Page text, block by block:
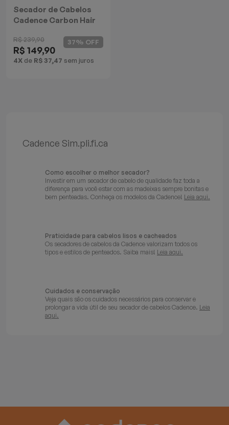
Secador de Cabelos
Cadence Carbon Hair
R$ 239,90
R$ 149,90
4X de R$ 37,47 sem juros
37% OFF
Cadence Sim.pli.fi.ca
Como escolher o melhor secador?
Investir em um secador de cabelo de qualidade faz toda a
diferença para você estar com as madeixas sempre bonitas e
bem penteadas. Conheça os modelos da Cadence! Leia aqui.
Praticidade para cabelos lisos e cacheados
Os secadores de cabelos da Cadence valorizam todos os
tipos e estilos de penteados. Saiba mais! Leia aqui.
Cuidados e conservação
Veja quais são os cuidados necessários para conservar e
prolongar a vida útil de seu secador de cabelos Cadence. Leia
aqui.
Cooktops
Batedeiras